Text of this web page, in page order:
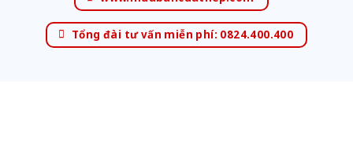
Tổng đài tư vấn miễn phí: 0824.400.400